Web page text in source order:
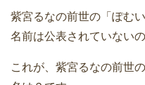
紫宮るなの前世の「ぽむ
名前は公表されていない
これが、紫宮るなの前世